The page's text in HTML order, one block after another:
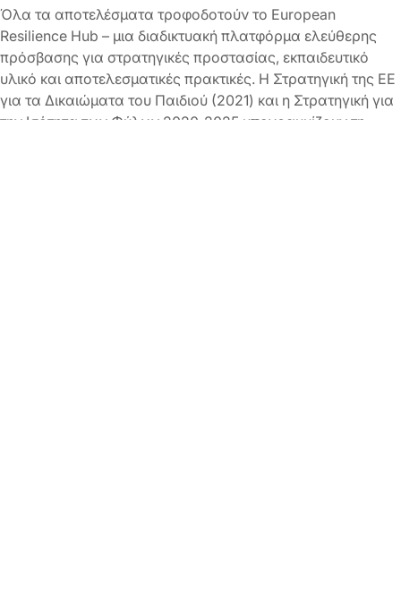
Όλα τα αποτελέσματα τροφοδοτούν το European
Resilience Hub – μια διαδικτυακή πλατφόρμα ελεύθερης
πρόσβασης για στρατηγικές προστασίας, εκπαιδευτικό
υλικό και αποτελεσματικές πρακτικές. Η Στρατηγική της ΕΕ
για τα Δικαιώματα του Παιδιού (2021) και η Στρατηγική για
την Ισότητα των Φύλων 2020-2025 υπογραμμίζουν τη